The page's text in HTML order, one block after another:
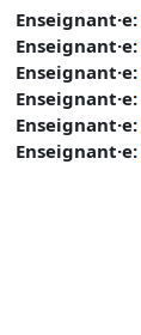
Enseignant·e:
Enseignant·e:
Enseignant·e:
Enseignant·e:
Enseignant·e:
Enseignant·e: